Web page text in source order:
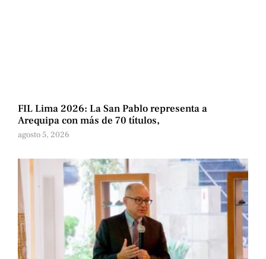
FIL Lima 2026: La San Pablo representa a
Arequipa con más de 70 títulos,
agosto 5, 2026